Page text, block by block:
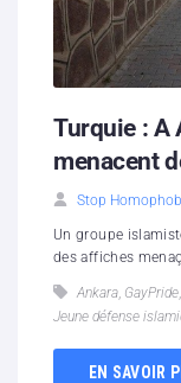
Turquie : A
menacent
Stop
Un groupe
des affiches
Ankara, GayPride,
Jeune défense
EN SAVOIR